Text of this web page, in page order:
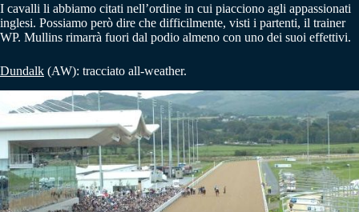
I cavalli li abbiamo citati nell’ordine in cui piacciono agli appassionati
inglesi. Possiamo però dire che difficilmente, visti i partenti, il trainer
WP. Mullins rimarrà fuori dal podio almeno con uno dei suoi effettivi.
Dundalk (AW): tracciato all-weather.